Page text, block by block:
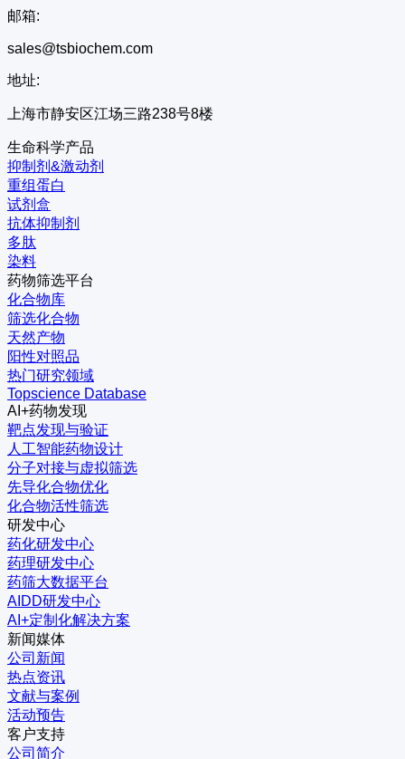
邮箱:
sales@tsbiochem.com
地址:
上海市静安区江场三路238号8楼
生命科学产品
抑制剂&激动剂
重组蛋白
试剂盒
抗体抑制剂
多肽
染料
药物筛选平台
化合物库
筛选化合物
天然产物
阳性对照品
热门研究领域
Topscience Database
AI+药物发现
靶点发现与验证
人工智能药物设计
分子对接与虚拟筛选
先导化合物优化
化合物活性筛选
研发中心
药化研发中心
药理研发中心
药筛大数据平台
AIDD研发中心
AI+定制化解决方案
新闻媒体
公司新闻
热点资讯
文献与案例
活动预告
客户支持
公司简介